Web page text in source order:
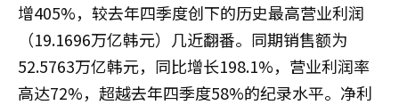
增405%，较去年四季度创下的历史最高营业利润
（19.1696万亿韩元）几近翻番。同期销售额为
52.5763万亿韩元，同比增长198.1%，营业利润率
高达72%，超越去年四季度58%的纪录水平。净利